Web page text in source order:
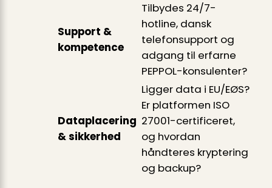
Support &
kompetence
Tilbydes 24/7-
hotline, dansk
telefonsupport og
adgang til erfarne
PEPPOL-konsulenter?
Dataplacering
& sikkerhed
Ligger data i EU/EØS?
Er platformen ISO
27001-certificeret,
og hvordan
håndteres kryptering
og backup?